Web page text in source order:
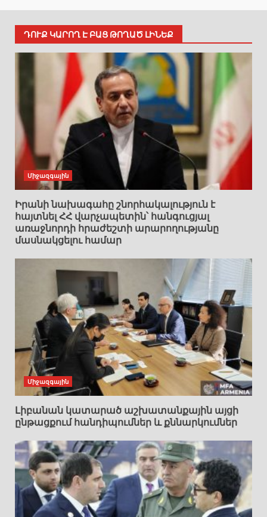
ԴՈՒՔ ԿԱՐՈՂ Է ԲԱՑ ԹՈՂԱԾ ԼԻՆԵՔ
Միջազգային
Իրանի նախագահը շնորհակալություն է
հայտնել ՀՀ վարչապետին՝ հանգուցյալ
առաջնորդի հրաժեշտի արարողությանը
մասնակցելու համար
Միջազգային
Լիբանան կատարած աշխատանքային այցի
ընթացքում հանդիպումներ և քննարկումներ